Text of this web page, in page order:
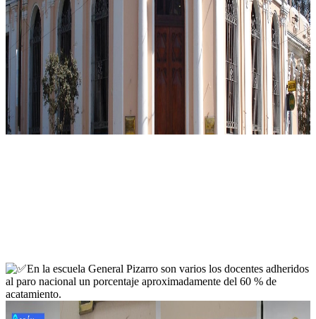
En la escuela General Pizarro son varios los docentes adheridos
al paro nacional un porcentaje aproximadamente del 60 % de
acatamiento.